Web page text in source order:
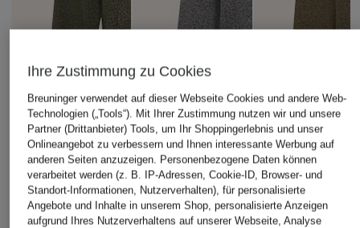
Ihre Zustimmung zu Cookies
Breuninger verwendet auf dieser Webseite Cookies und andere Web-
Technologien („Tools“). Mit Ihrer Zustimmung nutzen wir und unsere
Partner (Drittanbieter) Tools, um Ihr Shoppingerlebnis und unser
Onlineangebot zu verbessern und Ihnen interessante Werbung auf
anderen Seiten anzuzeigen. Personenbezogene Daten können
verarbeitet werden (z. B. IP-Adressen, Cookie-ID, Browser- und
Standort-Informationen, Nutzerverhalten), für personalisierte
Angebote und Inhalte in unserem Shop, personalisierte Anzeigen
aufgrund Ihres Nutzerverhaltens auf unserer Webseite, Analyse